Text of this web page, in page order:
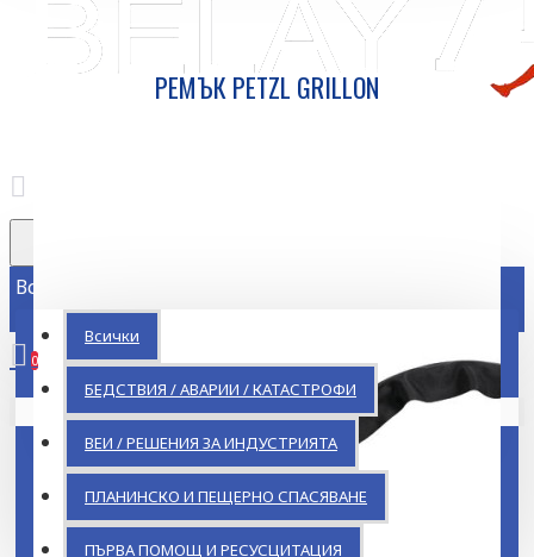
Всички
Всички
БЕДСТВИЯ / АВАРИИ / КАТАСТРОФИ
ВЕИ / РЕШЕНИЯ ЗА ИНДУСТРИЯТА
ПЛАНИНСКО И ПЕЩЕРНО СПАСЯВАНЕ
ПЪРВА ПОМОЩ И РЕСУСЦИТАЦИЯ
0
Кошницата ви е празна!
РЕМЪК PETZL GRILLON